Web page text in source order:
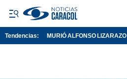
Tendencias: MURIÓ ALFONSO LIZARAZO